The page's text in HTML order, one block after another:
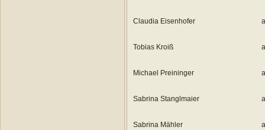
Claudia Eisenhofer
Tobias Kroiß
Michael Preininger
Sabrina Stanglmaier
Sabrina Mähler